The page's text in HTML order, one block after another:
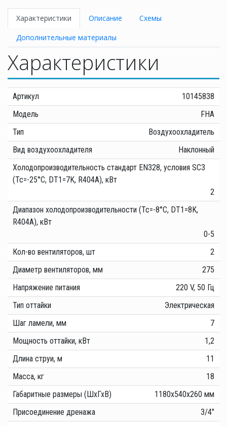
Характеристики Описание
Схемы
Дополнительные материалы
Характеристики
Артикул
10145838
Модель
FHA
Тип
Воздухоохладитель
Вид воздухоохладителя
Наклонный
Холодопроизводительность стандарт EN328, условия SC3
(Tc=-25°C, DT1=7K, R404A), кВт
2
Диапазон холодопроизводительности (Tc=-8°C, DT1=8K,
R404A), кВт
0-5
Кол-во вентиляторов, шт
2
Диаметр вентиляторов, мм
275
Напряжение питания
220 V, 50 Гц
Тип оттайки
Электрическая
Шаг ламели, мм
7
Мощность оттайки, кВт
1,2
Длина струи, м
11
Масса, кг
18
Габаритные размеры (ШхГхВ)
1180х540х260 мм
Присоединение дренажа
3/4"